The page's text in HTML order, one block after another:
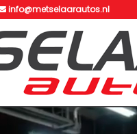
info@metselaarautos.nl